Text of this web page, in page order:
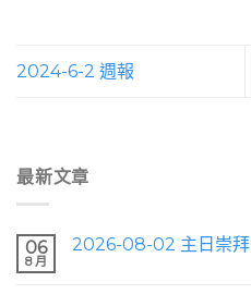
2024-6-2 週報
最新文章
06
8 月
2026-08-02 主日崇拜